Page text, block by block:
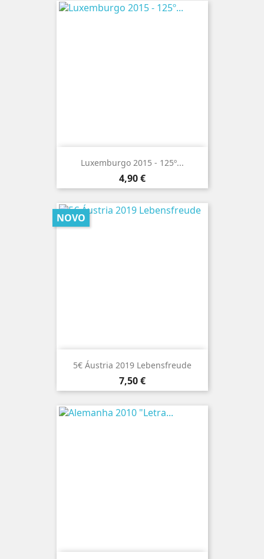
Luxemburgo 2015 - 125º...
Preço
4,90 €
5€ Áustria 2019 Lebensfreude
Preço
7,50 €
NOVO